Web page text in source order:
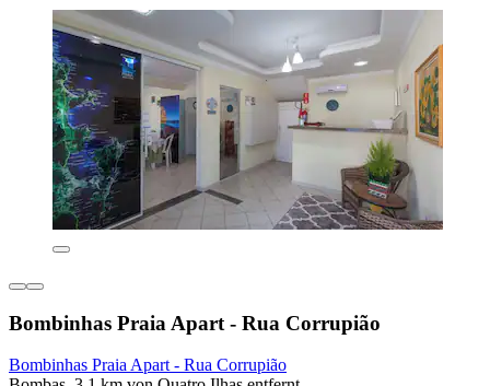
Bombinhas Praia Apart - Rua Corrupião
Bombinhas Praia Apart - Rua Corrupião